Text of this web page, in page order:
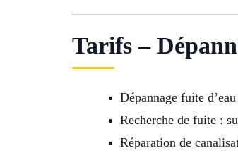
Tarifs –
Dépannage fuite
Recherche de fuite :
Réparation de